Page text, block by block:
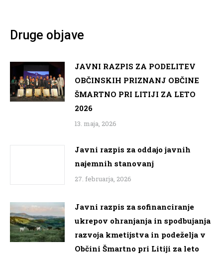
Druge objave
JAVNI RAZPIS ZA PODELITEV
OBČINSKIH PRIZNANJ OBČINE
ŠMARTNO PRI LITIJI ZA LETO
2026
13. maja, 2026
Javni razpis za oddajo javnih
najemnih stanovanj
27. februarja, 2026
Javni razpis za sofinanciranje
ukrepov ohranjanja in spodbujanja
razvoja kmetijstva in podeželja v
Občini Šmartno pri Litiji za leto